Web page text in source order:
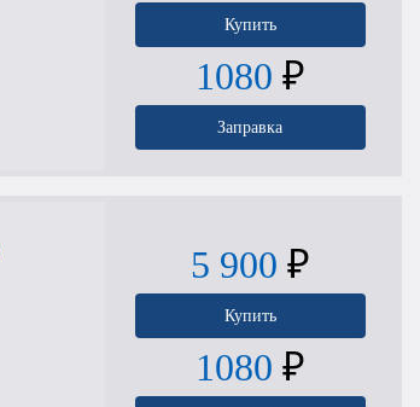
Купить
1080 ₽
Заправка
5 900 ₽
Купить
1080 ₽